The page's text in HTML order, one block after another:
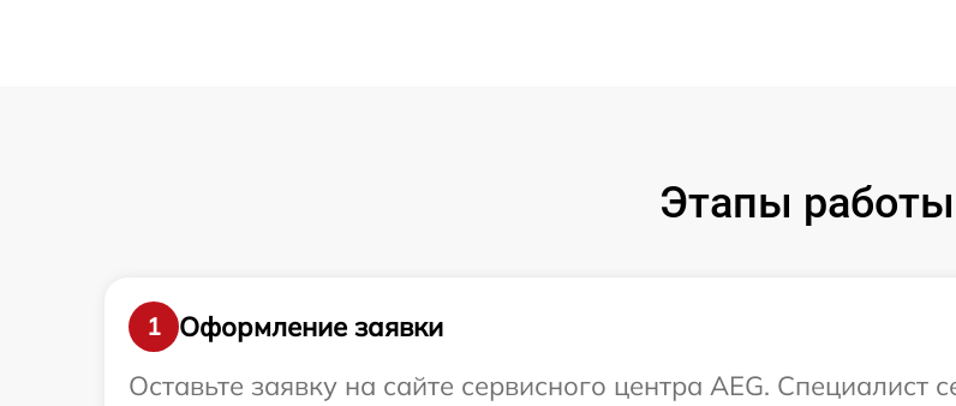
Этапы работы
1
Оформление заявки
Оставьте заявку на сайте сервисного центра AEG. Специалист